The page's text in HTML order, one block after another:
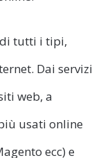
tutti i tipi,
Dai servizi
web, a
usati online
ecc) e